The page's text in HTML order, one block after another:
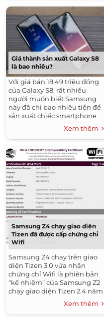
Giá thành sản xuất Galaxy S8
là bao nhiêu?
Với giá bán 18,49 triệu đồng
của Galaxy S8, rất nhiều
người muốn biết Samsung
này đã chi bao nhiêu tiền để
sản xuất chiếc smartphone
Xem thêm
Samsung Z4 chạy giao diện
Tizen đã được cấp chứng chỉ
Wifi
Samsung Z4 chạy trên giao
diện Tizen 3.0 vừa nhận
chứng chỉ Wifi là phiên bản
“kế nhiệm” của Samsung Z2
chạy giao diện Tizen 2.4 năm
Xem thêm